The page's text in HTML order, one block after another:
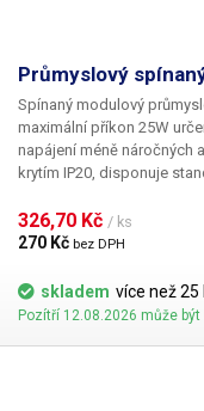
Průmyslový
Spínaný modulový
maximální příkon 25W
napájení méně náročných
krytím IP20, disponuje
vodičů stejnosměrného
Průmyslový zdroj WXD-25-5 je pasivně
výstupní napětí zdroje
zdroj zabudovat i do velmi malých prostor.
326,70 Kč / ks
270 Kč bez DPH
skladem více než 25
Pozítří 12.08.2026 může být